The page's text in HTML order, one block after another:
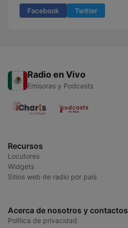
Facebook Twitter
Radio en Vivo
Emisoras y Podcasts
Recursos
Locutores
Widgets
Sitios web de radio por país
Acerca de nosotros y contactos
Política de privacidad